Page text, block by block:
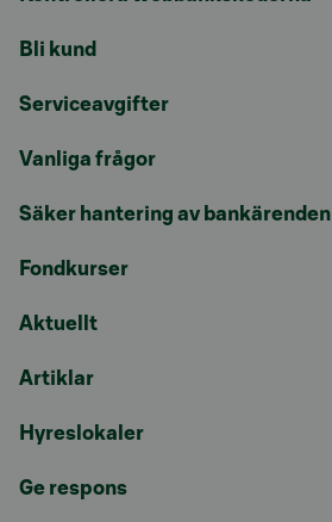
Bli kund
Serviceavgifter
Vanliga frågor
Säker hantering av bankärenden
Fondkurser
Aktuellt
Artiklar
Hyreslokaler
Ge respons